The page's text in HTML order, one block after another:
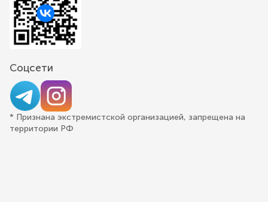
Соцсети
* Признана экстремистской организацией, запрещена на
территории РФ